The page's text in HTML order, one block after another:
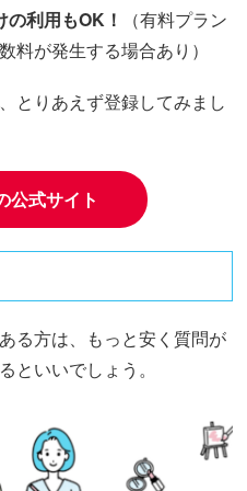
の利用もOK！
（有料プラン
料が発生する場合あり）
とりあえず登録してみまし
公式サイト
る方は、もっと安く質問が
といいでしょう。